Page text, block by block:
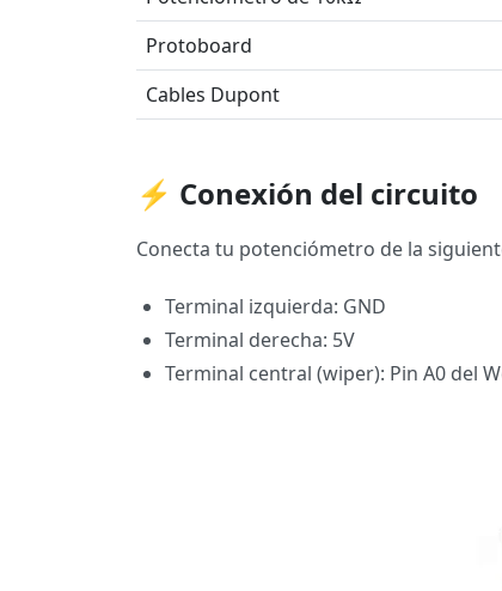
Protoboard
Cables Dupont
⚡ Conexión del circuito
Conecta tu potenciómetro de la
Terminal izquierda: GND
Terminal derecha: 5V
Terminal central (wiper): Pin A0 del